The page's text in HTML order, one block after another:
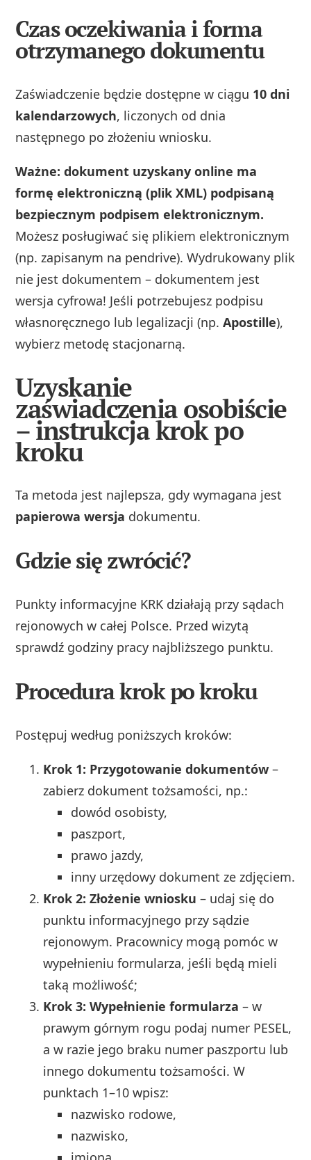
Czas oczekiwania i forma
otrzymanego dokumentu
Zaświadczenie będzie dostępne w ciągu 10 dni
kalendarzowych, liczonych od dnia
następnego po złożeniu wniosku.
Ważne: dokument uzyskany online ma
formę elektroniczną (plik XML) podpisaną
bezpiecznym podpisem elektronicznym.
Możesz posługiwać się plikiem elektronicznym
(np. zapisanym na pendrive). Wydrukowany plik
nie jest dokumentem – dokumentem jest
wersja cyfrowa! Jeśli potrzebujesz podpisu
własnoręcznego lub legalizacji (np.Apostille),
wybierz metodę stacjonarną.
Uzyskanie
zaświadczenia osobiście
– instrukcja krok po
kroku
Ta metoda jest najlepsza, gdy wymagana jest
papierowa wersja dokumentu.
Gdzie się zwrócić?
Punkty informacyjne KRK działają przy sądach
rejonowych w całej Polsce. Przed wizytą
sprawdź godziny pracy najbliższego punktu.
Procedura krok po kroku
Postępuj według poniższych kroków:
Krok 1: Przygotowanie dokumentów –
zabierz dokument tożsamości, np.:
dowód osobisty,
paszport,
prawo jazdy,
inny urzędowy dokument ze zdjęciem.
Krok 2: Złożenie wniosku – udaj się do
punktu informacyjnego przy sądzie
rejonowym. Pracownicy mogą pomóc w
wypełnieniu formularza, jeśli będą mieli
taką możliwość;
Krok 3: Wypełnienie formularza – w
prawym górnym rogu podaj numer PESEL,
a w razie jego braku numer paszportu lub
innego dokumentu tożsamości. W
punktach 1–10 wpisz:
nazwisko rodowe,
nazwisko,